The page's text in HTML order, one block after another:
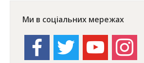
Ми в соціальних мережах
facebook twitter youtube instagram